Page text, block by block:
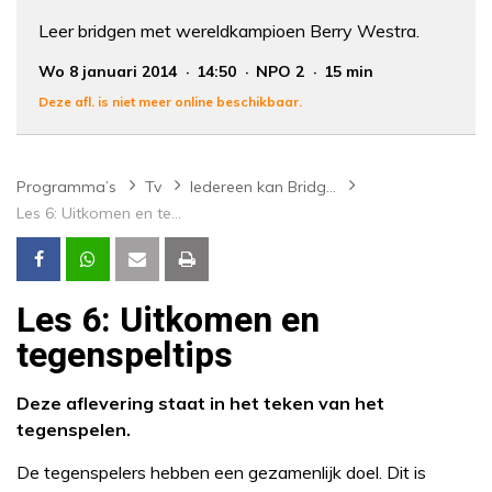
Leer bridgen met wereldkampioen Berry Westra.
Wo 8 januari 2014 14:50 NPO 2 15 min
Deze afl. is niet meer online beschikbaar.
Programma’s Tv
Iedereen kan Bridgen
Les 6: Uitkomen en tegenspeltips
Les 6: Uitkomen en
tegenspeltips
Deze aflevering staat in het teken van het
tegenspelen.
De tegenspelers hebben een gezamenlijk doel. Dit is